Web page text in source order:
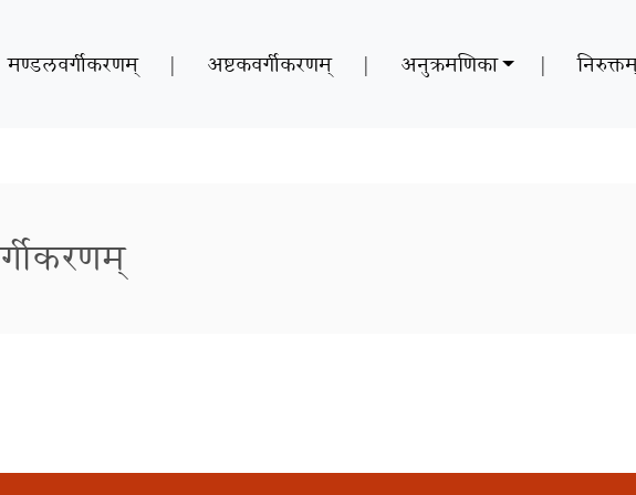
मण्डलवर्गीकरणम् | अष्टकवर्गीकरणम् | अनुक्रमणिका |